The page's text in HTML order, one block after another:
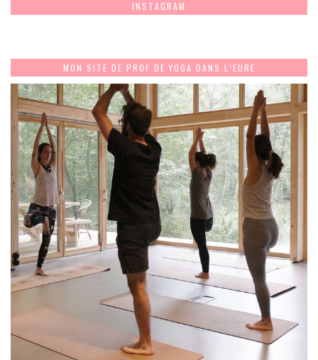
INSTAGRAM
MON SITE DE PROF DE YOGA DANS L’EURE